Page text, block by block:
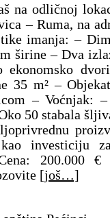
na odličnoj
– Ruma, na
imanja: –
širine – Dva
ekonomsko
35 m² –
– Voćnjak:
50 stabala
investiciju
200.000
[još…]